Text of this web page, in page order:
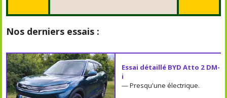
Nos derniers essais :
Essai détaillé BYD Atto 2 DM-
i
— Presqu'une électrique.